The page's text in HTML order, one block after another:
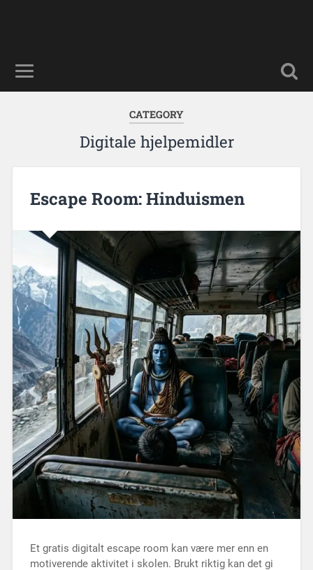
CATEGORY
Digitale hjelpemidler
Escape Room: Hinduismen
Et gratis digitalt escape room kan være mer enn en
motiverende aktivitet i skolen. Brukt riktig kan det gi